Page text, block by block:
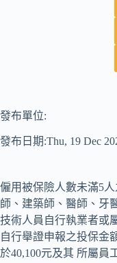
發布單位:
發布日期:Thu, 19 Dec
僱用被保險人數未滿5
師、建築師、醫師、牙
技術人員自行執業者或
自行舉證申報之投保金
於40,100元及其 所屬員